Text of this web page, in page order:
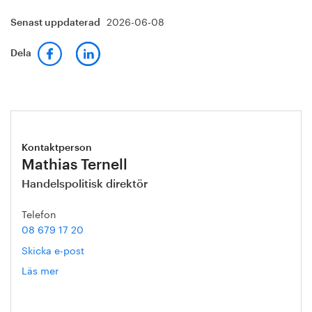
Senast uppdaterad 2026-06-08
Dela
Kontaktperson
Mathias Ternell
Handelspolitisk direktör
Telefon
08 679 17 20
Skicka e-post
Läs mer